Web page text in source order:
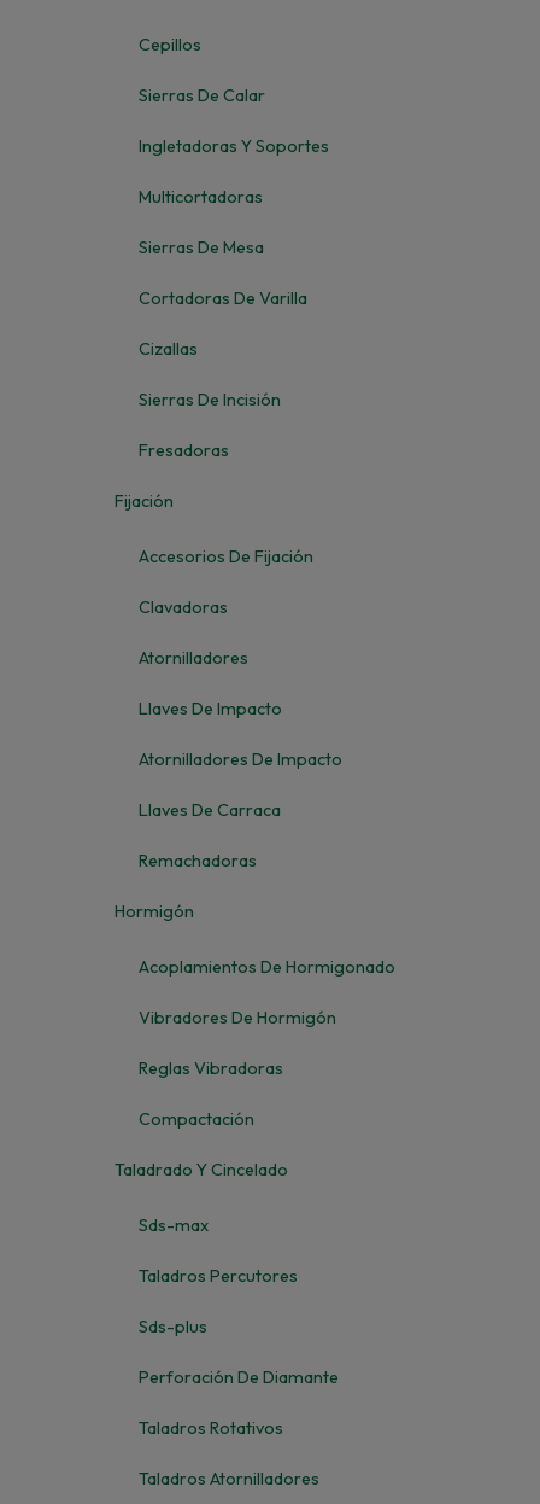
Cepillos
Sierras De Calar
Ingletadoras Y Soportes
Multicortadoras
Sierras De Mesa
Cortadoras De Varilla
Cizallas
Sierras De Incisión
Fresadoras
Fijación
Accesorios De Fijación
Clavadoras
Atornilladores
Llaves De Impacto
Atornilladores De Impacto
Llaves De Carraca
Remachadoras
Hormigón
Acoplamientos De Hormigonado
Vibradores De Hormigón
Reglas Vibradoras
Compactación
Taladrado Y Cincelado
Sds-max
Taladros Percutores
Sds-plus
Perforación De Diamante
Taladros Rotativos
Taladros Atornilladores